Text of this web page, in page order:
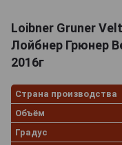
Loibner Gruner
Лойбнер Грюнер
2016г
Страна производства
Объём
Градус